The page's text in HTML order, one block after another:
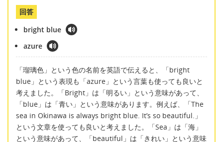
回答
bright blue
azure
「瑠璃色」という色の名前を英語で伝えると、「bright
blue」という表現も「azure」という言葉も使っても良いと
考えました。「Bright」は「明るい」という意味があって、
「blue」は「青い」という意味があります。例えば、「The
sea in Okinawa is always bright blue. It’s so beautiful.」
という文章を使っても良いと考えました。「Sea」は「海」
という意味があって、「beautiful」は「きれい」という意味